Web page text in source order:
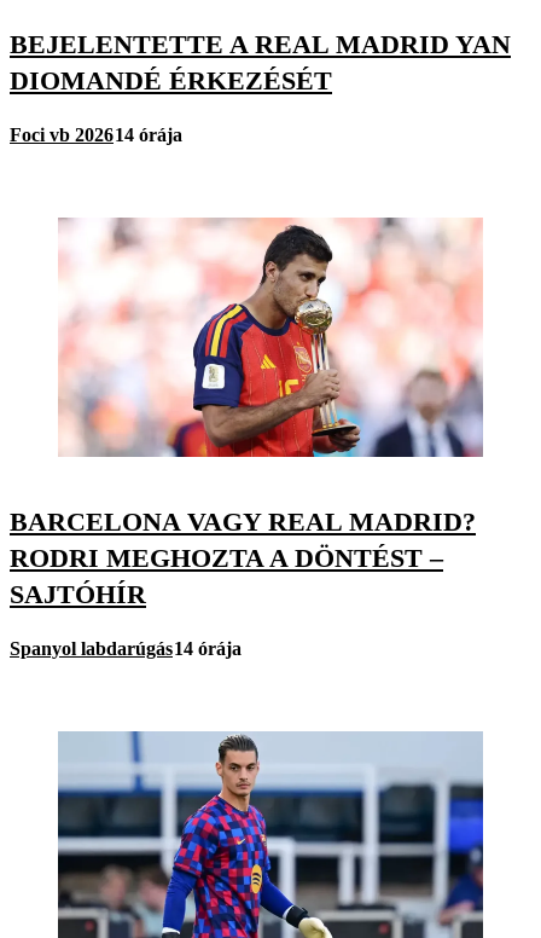
BEJELENTETTE A REAL MADRID YAN
DIOMANDÉ ÉRKEZÉSÉT
Foci vb 202614 órája
BARCELONA VAGY REAL MADRID?
RODRI MEGHOZTA A DÖNTÉST –
SAJTÓHÍR
Spanyol labdarúgás14 órája